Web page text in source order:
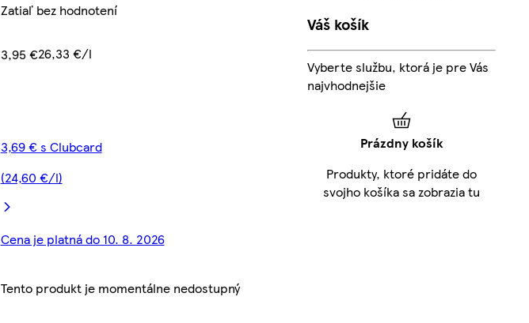
Zatiaľ bez hodnotení
3,95 €26,33 €/l
3,69 € s Clubcard
(24,60 €/l)
Cena je platná do 10. 8. 2026
Tento produkt je momentálne nedostupný
Váš košík
Vyberte službu, ktorá je pre Vás
najvhodnejšie
Prázdny košík
Produkty, ktoré pridáte do
svojho košíka sa zobrazia tu